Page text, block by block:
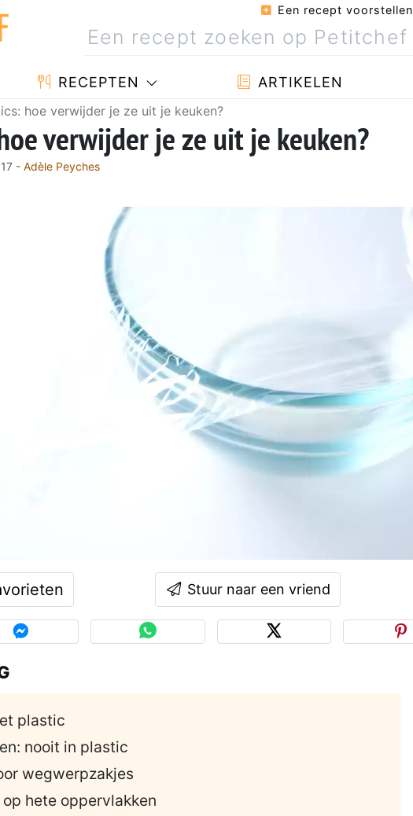
Een recept voorstellen
RECEPTEN ARTIKELEN
hoe verwijder je ze uit je keuken?
verwijder je ze uit je keuken?
- Adèle Peyches
Stuur naar een vriend
plastic
nooit in plastic
wegwerpzakjes
hete oppervlakken